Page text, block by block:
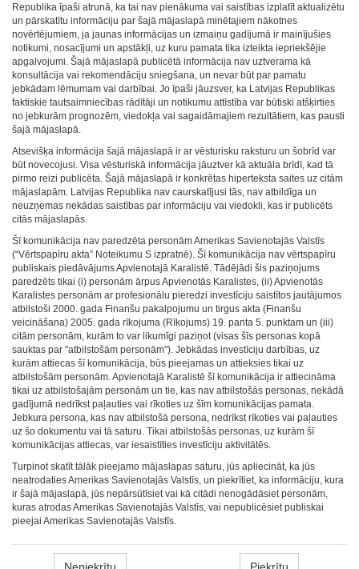
Republika īpaši atrunā, ka tai nav pienākuma vai saistības izplatīt aktualizētu
un pārskatītu informāciju par šajā mājaslapā minētajiem nākotnes
novērtējumiem, ja jaunas informācijas un izmaiņu gadījumā ir mainījušies
notikumi, nosacījumi un apstākļi, uz kuru pamata tika izteikta iepriekšējie
apgalvojumi. Šajā mājaslapā publicētā informācija nav uztverama kā
konsultācija vai rekomendāciju sniegšana, un nevar būt par pamatu
jebkādam lēmumam vai darbībai. Jo īpaši jāuzsver, ka Latvijas Republikas
faktiskie tautsaimniecības rādītāji un notikumu attīstība var būtiski atšķirties
no jebkurām prognozēm, viedokļa vai sagaidāmajiem rezultātiem, kas pausti
šajā mājaslapā.
Atsevišķa informācija šajā mājaslapā ir ar vēsturisku raksturu un šobrīd var
būt novecojusi. Visa vēsturiskā informācija jāuztver kā aktuāla brīdī, kad tā
pirmo reizi publicēta. Šajā mājaslapā ir konkrētas hiperteksta saites uz citām
mājaslapām. Latvijas Republika nav caurskatījusi tās, nav atbildīga un
neuzņemas nekādas saistības par informāciju vai viedokli, kas ir publicēts
citās mājaslapās.
Šī komunikācija nav paredzēta personām Amerikas Savienotajās Valstīs
(“Vērtspapīru akta” Noteikumu S izpratnē). Šī komunikācija nav vērtspapīru
publiskais piedāvājums Apvienotajā Karalistē. Tādējādi šis paziņojums
paredzēts tikai (i) personām ārpus Apvienotās Karalistes, (ii) Apvienotās
Karalistes personām ar profesionālu pieredzi investīciju saistītos jautājumos
atbilstoši 2000. gada Finanšu pakalpojumu un tirgus akta (Finanšu
veicināšana) 2005. gada rīkojuma (Rīkojums) 19. panta 5. punktam un (iii)
citām personām, kurām to var likumīgi paziņot (visas šīs personas kopā
sauktas par "atbilstošām personām"). Jebkādas investīciju darbības, uz
kurām attiecas šī komunikācija, būs pieejamas un attieksies tikai uz
atbilstošām personām. Apvienotajā Karalistē šī komunikācija ir attiecināma
tikai uz atbilstošajām personām un tie, kas nav atbilstošās personas, nekādā
gadījumā nedrīkst paļauties vai rīkoties uz šīm komunikācijas pamata.
Jebkura persona, kas nav atbilstošā persona, nedrīkst rīkoties vai paļauties
uz šo dokumentu vai tā saturu. Tikai atbilstošās personas, uz kurām šī
komunikācijas attiecas, var iesaistīties investīciju aktivitātēs.
Turpinot skatīt tālāk pieejamo mājaslapas saturu, jūs apliecināt, ka jūs
neatrodaties Amerikas Savienotajās Valstīs, un piekrītiet, ka informāciju, kura
ir šajā mājaslapā, jūs nepārsūtīsiet vai kā citādi nenogādāsiet personām,
kuras atrodas Amerikas Savienotajās Valstīs, vai nepublicēsiet publiskai
pieejai Amerikas Savienotajās Valstīs.